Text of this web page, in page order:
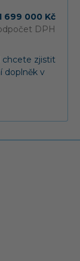
699 000 Kč
DPH
chcete zjistit
doplněk v